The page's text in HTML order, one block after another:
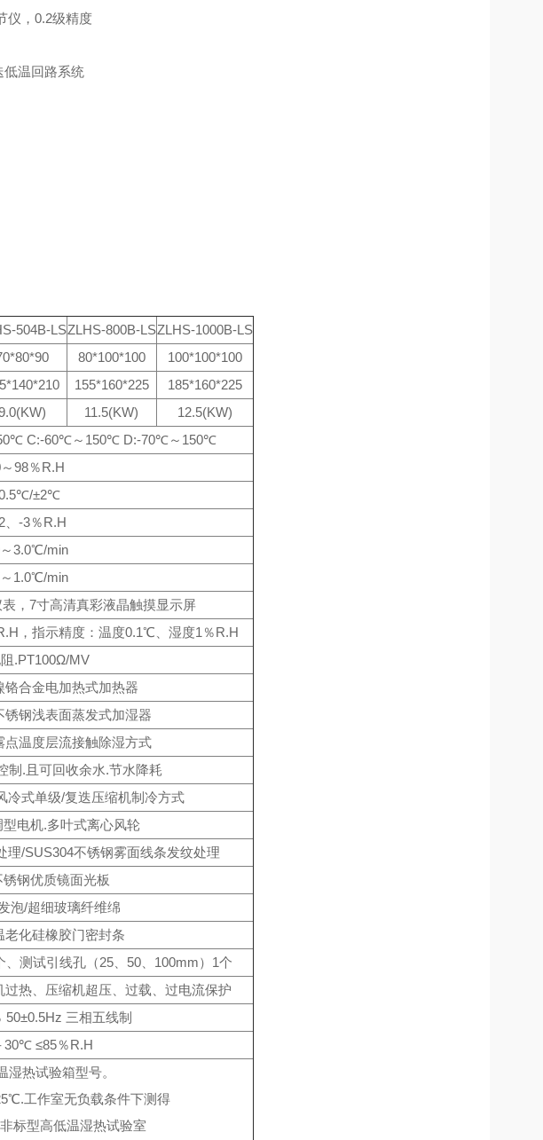
仪，0.2级精度
低温回路系统
504B-LSZLHS-800B-LSZLHS-1000B-LS
80*100*100
100*100*100
155*160*225
185*160*225
11.5(KW) 12.5(KW)
C:-60℃～150℃ D:-70℃～150℃
98％R.H
±2℃
、-3％R.H
3.0℃/min
1.0℃/min
，7寸高清真彩液晶触摸显示屏
，指示精度：温度0.1℃、湿度1％R.H
.PT100Ω/MV
铬合金电加热式加热器
锈钢浅表面蒸发式加湿器
点温度层流接触除湿方式
制.且可回收余水.节水降耗
冷式单级/复迭压缩机制冷方式
电机.多叶式离心风轮
理/SUS304不锈钢雾面线条发纹处理
锈钢优质镜面光板
泡/超细玻璃纤维绵
老化硅橡胶门密封条
测试引线孔（25、50、100mm）1个
热、压缩机超压、过载、过电流保护
50±0.5Hz 三相五线制
≤85％R.H
湿热试验箱型号。
工作室无负载条件下测得
标型高低温湿热试验室